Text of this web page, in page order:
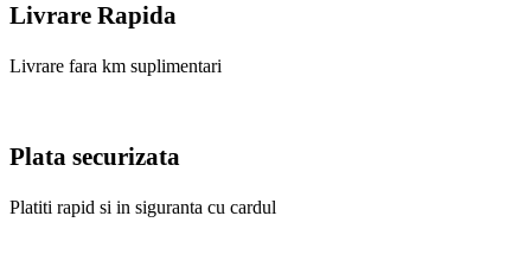
Livrare Rapida
Livrare fara km suplimentari
Plata securizata
Platiti rapid si in siguranta cu cardul